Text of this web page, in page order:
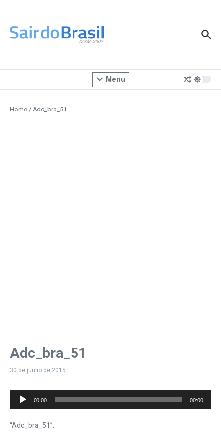
Menu
Home / Adc_bra_51
Adc_bra_51
30 de junho de 2015
Tocador
00:00 00:00
“Adc_bra_51”.